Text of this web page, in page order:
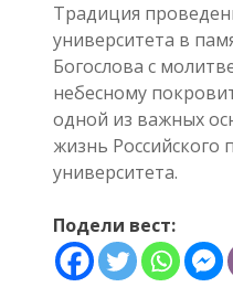
Традиция
университета в
Богослова с
небесному
одной из важных
жизнь Российского
университета.
Подели вест: